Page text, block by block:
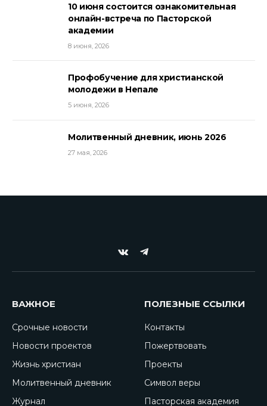
10 июня состоится ознакомительная
онлайн-встреча по Пасторской
академии
8 июня, 2026
Профобучение для христианской
молодежи в Непале
5 июня, 2026
Молитвенный дневник, июнь 2026
27 мая, 2026
VKontakte
Telegram
ВАЖНОЕ
Срочные новости
Новости проектов
Жизнь христиан
Молитвенный дневник
Журнал
ПОЛЕЗНЫЕ ССЫЛКИ
Контакты
Пожертвовать
Проекты
Символ веры
Пасторская академия